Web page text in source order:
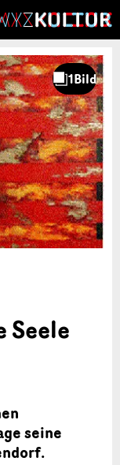
Seele
seine